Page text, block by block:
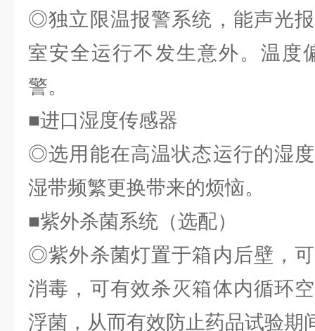
◎独立限温报警系统，能声光
室安全运行不发生意外。温度
警。
■进口湿度传感器
◎选用能在高温状态运行的湿
湿带频繁更换带来的烦恼。
■紫外杀菌系统（选配）
◎紫外杀菌灯置于箱内后壁，
消毒，可有效杀灭箱体内循环
浮菌，从而有效防止药品试验期